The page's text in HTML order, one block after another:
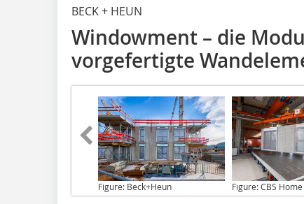
BECK + HEUN
Windowment – die
vorgefertigte
Figure: Beck+Heun Figure: CBS Home